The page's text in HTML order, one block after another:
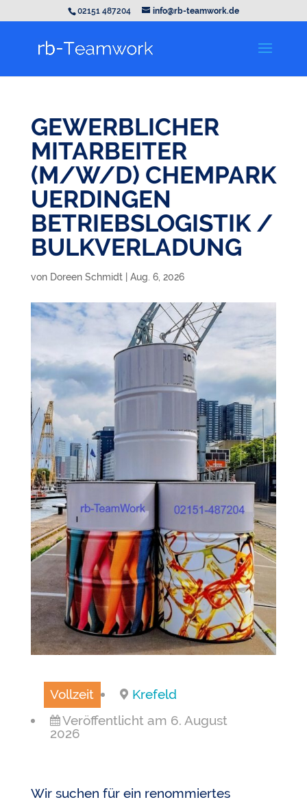
02151 487204 info@rb-teamwork.de
GEWERBLICHER
MITARBEITER
(M/W/D) CHEMPARK
UERDINGEN
BETRIEBSLOGISTIK /
BULKVERLADUNG
von Doreen Schmidt| Aug. 6, 2026
Vollzeit
Krefeld
Veröffentlicht am 6. August
2026
Wir suchen für ein renommiertes